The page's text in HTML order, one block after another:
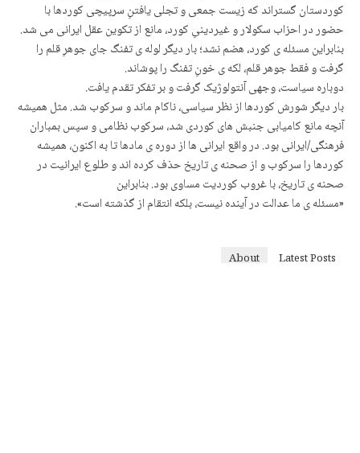
کوردستان گستراند که زیست جمعی و تجلی یافتنِ سرپیچی کوردها با
حضور در احزاب سکولار و غیردینیِ کورد، مانع از تکوین عقل ایرانی می شد.
بنابراین مسئله ی کورد، هضم نشد؛ بار دیگر لوله ی تفنگ جای جوهرِ قلم را
گرفت و فقط جوهر قلم، لکه ی خونِ تفنگ را پوشاند.
دوباره سیاست، وجهی آنتولوژیک گرفت و بر تفكر تقدم يافت.
بار دیگر شورش کوردها از نظر سیاسی، ناکام ماند و سرکوب شد. مثل همیشه
آنچه مانع کامیابی جنبش های کوردی شد، سرکوب نظامی و سپس بمباران
فرهنگی/ایرانی بود. در واقع ایرانی ها از دوره ی مادها تا به اکنون، همیشه
کوردها را سرکوب و از صحنه ی تاریخ حذف کرده اند و طلوع ایرانیت در
صحنه ی تاریخ، با غروب کوردیت مساوی بود. بنابراین
«مسئله ی ما عدالت در آینده نیست، بلکه انتقام از گذشته است».
About Latest Posts